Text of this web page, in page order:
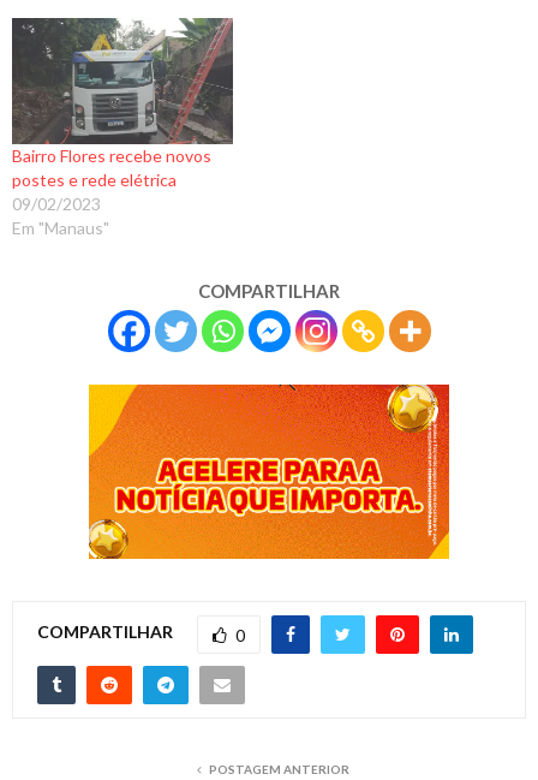
Bairro Flores recebe novos
postes e rede elétrica
09/02/2023
Em "Manaus"
COMPARTILHAR
COMPARTILHAR 0
POSTAGEM ANTERIOR